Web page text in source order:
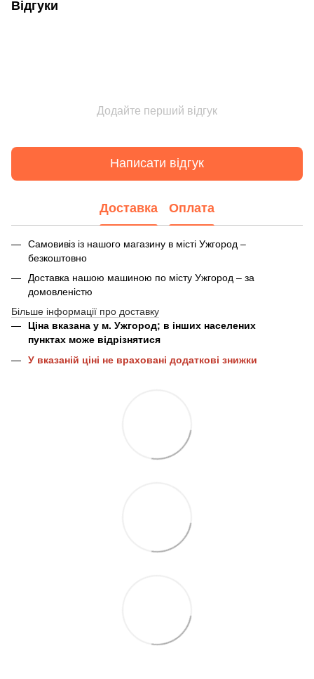
Відгуки
Додайте перший відгук
Написати відгук
Доставка Оплата
Самовивіз із нашого магазину в місті Ужгород –
безкоштовно
Доставка нашою машиною по місту Ужгород – за
домовленістю
Більше інформації про доставку
Ціна вказана у м. Ужгород; в інших населених
пунктах може відрізнятися
У вказаній ціні не враховані додаткові знижки